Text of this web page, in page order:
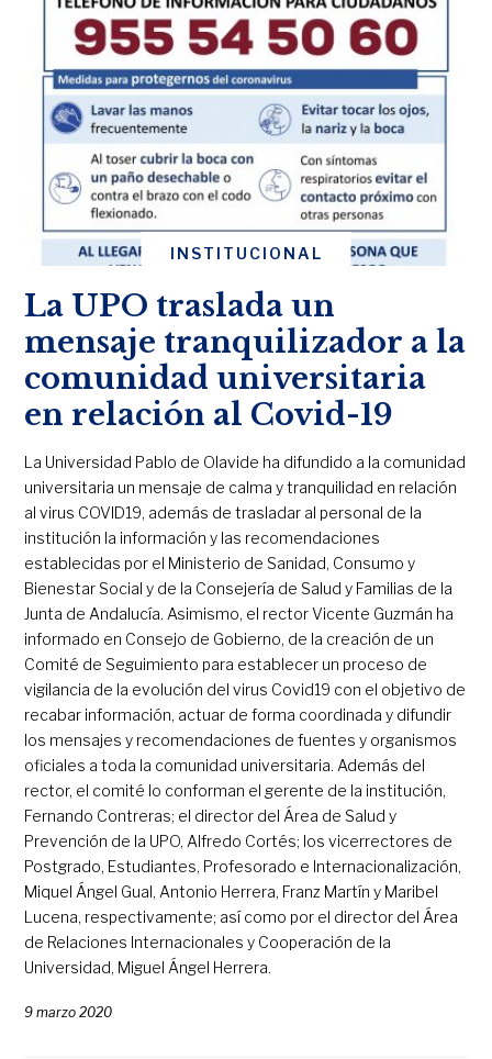
INSTITUCIONAL
La UPO traslada un
mensaje tranquilizador a la
comunidad universitaria
en relación al Covid-19
La Universidad Pablo de Olavide ha difundido a la comunidad
universitaria un mensaje de calma y tranquilidad en relación
al virus COVID19, además de trasladar al personal de la
institución la información y las recomendaciones
establecidas por el Ministerio de Sanidad, Consumo y
Bienestar Social y de la Consejería de Salud y Familias de la
Junta de Andalucía. Asimismo, el rector Vicente Guzmán ha
informado en Consejo de Gobierno, de la creación de un
Comité de Seguimiento para establecer un proceso de
vigilancia de la evolución del virus Covid19 con el objetivo de
recabar información, actuar de forma coordinada y difundir
los mensajes y recomendaciones de fuentes y organismos
oficiales a toda la comunidad universitaria. Además del
rector, el comité lo conforman el gerente de la institución,
Fernando Contreras; el director del Área de Salud y
Prevención de la UPO, Alfredo Cortés; los vicerrectores de
Postgrado, Estudiantes, Profesorado e Internacionalización,
Miquel Ángel Gual, Antonio Herrera, Franz Martín y Maribel
Lucena, respectivamente; así como por el director del Área
de Relaciones Internacionales y Cooperación de la
Universidad, Miguel Ángel Herrera.
9 marzo 2020